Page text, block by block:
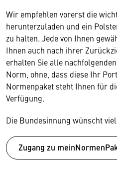
Wir empfehlen vorerst die
herunterzuladen und ein
zu halten. Jede von Ihnen
Ihnen auch nach ihrer
erhalten Sie alle
Norm, ohne, dass diese Ihr
Normenpaket steht Ihnen für
Verfügung.
Die Bundesinnung wünscht
Zugang zu